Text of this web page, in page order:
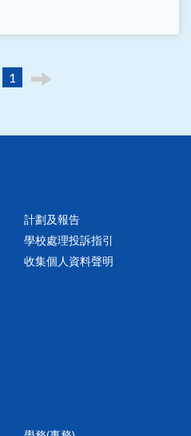
1
計劃及報告
學校處理投訴指引
收集個人資料聲明